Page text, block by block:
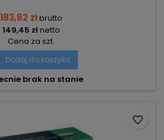
183,82 złbrutto
149,45 złnetto
Cena za szt.
Dodaj do koszyka
brak na stanie
favorite_border